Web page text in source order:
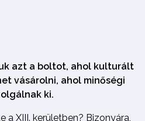
azt a boltot, ahol kulturált
vásárolni, ahol minőségi
ki.
a XIII. kerületben? Bizonyára,